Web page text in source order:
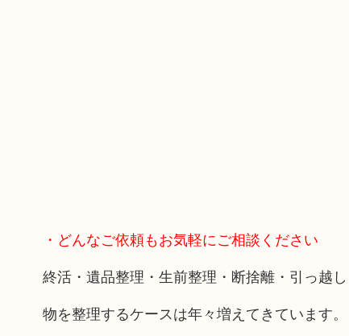
・どんなご依頼もお気軽にご相談ください
終活・遺品整理・生前整理・断捨離・引っ越し
物を整理するケースは年々増えてきています。